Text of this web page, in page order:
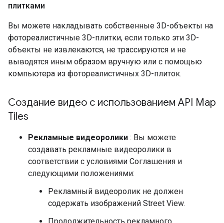
плитками
Вы можете накладывать собственные 3D-объекты на
фотореалистичные 3D-плитки, если только эти 3D-
объекты не извлекаются, не трассируются и не
выводятся иным образом вручную или с помощью
компьютера из фотореалистичных 3D-плиток.
Создание видео с использованием API Map
Tiles
Рекламные видеоролики : Вы можете
создавать рекламные видеоролики в
соответствии с условиями Соглашения и
следующими положениями:
Рекламный видеоролик не должен
содержать изображений Street View.